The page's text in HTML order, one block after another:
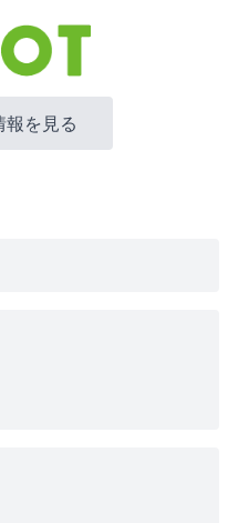
報を見る